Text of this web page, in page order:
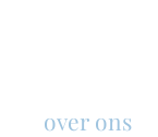
over ons